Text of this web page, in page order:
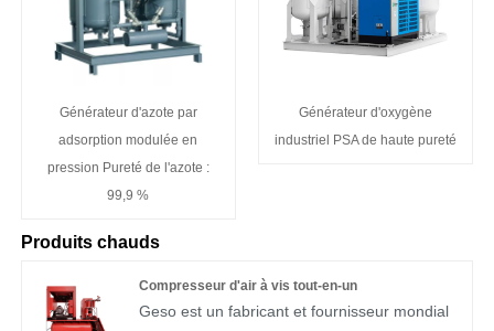
Générateur d'azote par
adsorption modulée en
pression Pureté de l'azote :
99,9 %
Générateur d'oxygène
industriel PSA de haute pureté
Produits chauds
Compresseur d'air à vis tout-en-un
Geso est un fabricant et fournisseur mondial